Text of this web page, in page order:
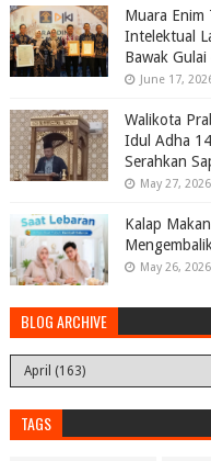
Muara Enim
Intelektual
Bawak
June 17,
Walikota
Idul Adha
Serahkan
May 27, 2026
Kalap
May 26, 2026
BLOG ARCHIVE
TAGS